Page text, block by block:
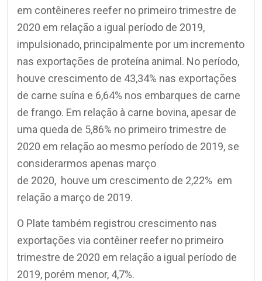
em contêineres reefer no primeiro trimestre de
2020 em relação a igual período de 2019,
impulsionado, principalmente por um incremento
nas exportações de proteína animal. No período,
houve crescimento de 43,34% nas exportações
de carne suína e 6,64% nos embarques de carne
de frango. Em relação à carne bovina, apesar de
uma queda de 5,86% no primeiro trimestre de
2020 em relação ao mesmo período de 2019, se
considerarmos apenas março
de 2020, houve um crescimento de 2,22% em
relação a março de 2019.
O Plate também registrou crescimento nas
exportações via contêiner reefer no primeiro
trimestre de 2020 em relação a igual período de
2019, porém menor, 4,7%.